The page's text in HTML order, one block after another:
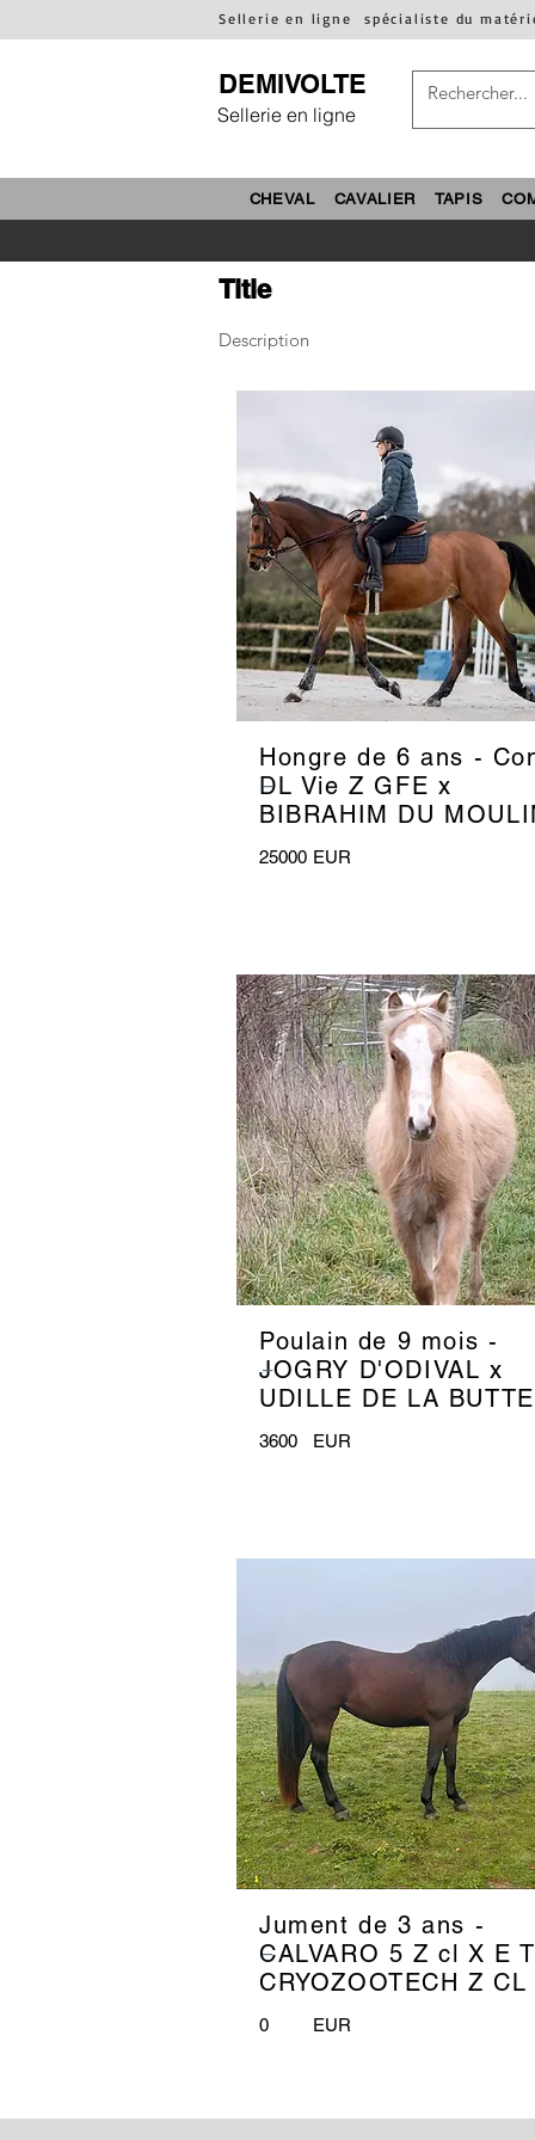
Sellerie en ligne spécialiste du
DEMIVOLTE
Sellerie en ligne
CHEVAL CAVALIER TAPIS
Hongre de 6 ans -
DL Vie Z GFE x
BIBRAHIM DU
_
25000 EUR
Poulain de 9 mois -
JOGRY D'ODIVAL x
UDILLE DE LA BUTTE
_
3600 EUR
Jument de 3 ans -
CALVARO 5 Z cl X E
CRYOZOOTECH Z CL
_
0 EUR
Title
Description